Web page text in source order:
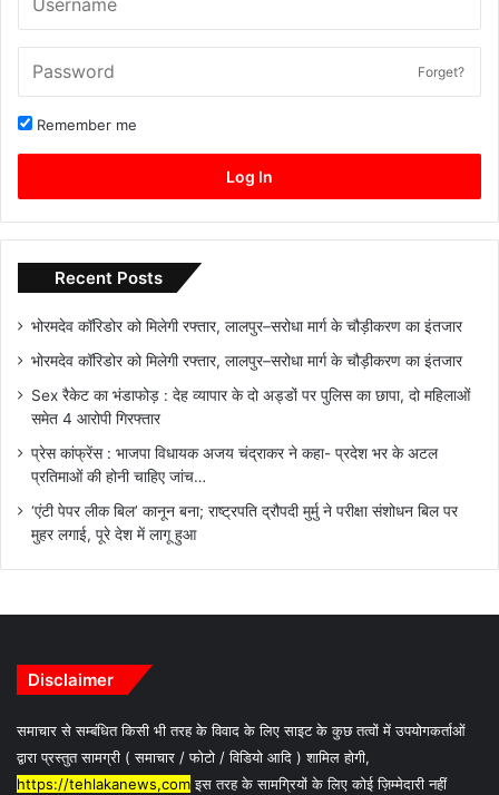
Forget?
Remember me
Log In
Recent Posts
भोरमदेव कॉरिडोर को मिलेगी रफ्तार, लालपुर–सरोधा मार्ग के चौड़ीकरण का इंतजार
भोरमदेव कॉरिडोर को मिलेगी रफ्तार, लालपुर–सरोधा मार्ग के चौड़ीकरण का इंतजार
Sex रैकेट का भंडाफोड़ : देह व्यापार के दो अड्डों पर पुलिस का छापा, दो महिलाओं
समेत 4 आरोपी गिरफ्तार
प्रेस कांफ्रेंस : भाजपा विधायक अजय चंद्राकर ने कहा- प्रदेश भर के अटल
प्रतिमाओं की होनी चाहिए जांच…
‘एंटी पेपर लीक बिल’ कानून बना; राष्ट्रपति द्रौपदी मुर्मु ने परीक्षा संशोधन बिल पर
मुहर लगाई, पूरे देश में लागू हुआ
Disclaimer
समाचार से सम्बंधित किसी भी तरह के विवाद के लिए साइट के कुछ तत्वों में उपयोगकर्ताओं
द्वारा प्रस्तुत सामग्री ( समाचार / फोटो / विडियो आदि ) शामिल होगी,
https://tehlakanews,comइस तरह के सामग्रियों के लिए कोई ज़िम्मेदारी नहीं